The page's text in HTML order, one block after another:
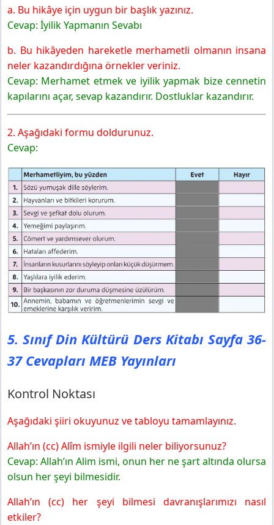
a. Bu hikâye için uygun bir başlık yazınız.
Cevap: İyilik Yapmanın Sevabı
b. Bu hikâyeden hareketle merhametli olmanın insana
neler kazandırdığına örnekler veriniz.
Cevap: Merhamet etmek ve iyilik yapmak bize cennetin
kapılarını açar, sevap kazandırır. Dostluklar kazandırır.
2. Aşağıdaki formu doldurunuz.
Cevap:
5. Sınıf Din Kültürü Ders Kitabı Sayfa 36-
37 Cevapları MEB Yayınları
Kontrol Noktası
Aşağıdaki şiiri okuyunuz ve tabloyu tamamlayınız.
Allah’ın (cc) Alîm ismiyle ilgili neler biliyorsunuz?
Cevap: Allah’ın Alim ismi, onun her ne şart altında olursa
olsun her şeyi bilmesidir.
Allah’ın (cc) her şeyi bilmesi davranışlarımızı nasıl
etkiler?